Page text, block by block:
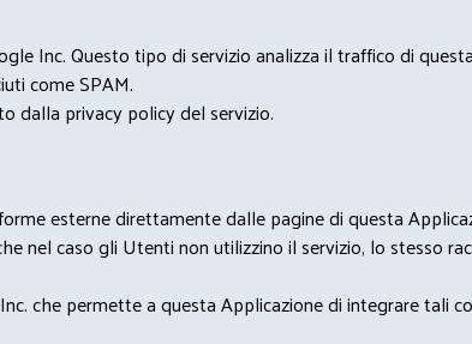
Inc. Questo tipo di servizio analizza il traffico di
come SPAM.
dalla privacy policy del servizio.
esterne direttamente dalle pagine di questa
nel caso gli Utenti non utilizzino il servizio, lo stesso
che permette a questa Applicazione di integrare tali